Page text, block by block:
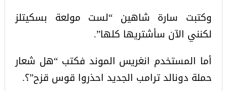
وكتبت سارة شاهين “لست مولعة بسكيتلز
لكنني الآن سأشتريها كلها”.
أما المستخدم انغريس الموند فكتب “هل شعار
حملة دونالد ترامب الجديد احذروا قوس قزح”؟.